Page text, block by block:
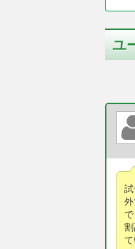
ユ
て